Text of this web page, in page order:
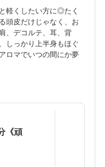
軽くしたい方に◎たく
頭皮だけじゃなく、お
、デコルテ、耳、背
しっかり上半身もほぐ
ロマでいつの間にか夢
《頑